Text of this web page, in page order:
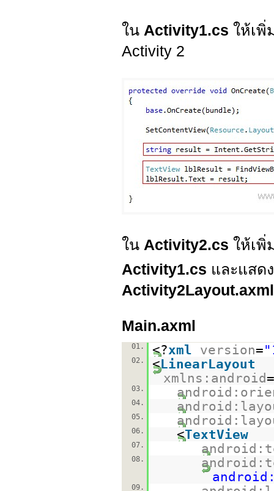
ใน Activity1.cs ให้เพิ่
Activity 2
ใน Activity2.cs ให้เพิ่
Activity1.cs และแสด
Activity2Layout.axml
Main.axml
01. <?xml version=
02. <LinearLayout
xmlns:android=
03.
04.
05.
06. <TextView
07.
08.
09.